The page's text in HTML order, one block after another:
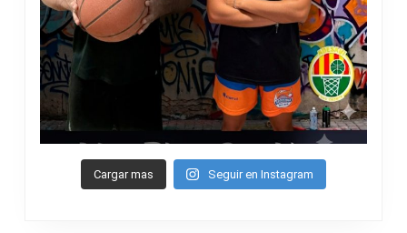
Cargar mas Seguir en Instagram